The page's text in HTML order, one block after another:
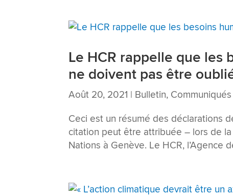
Le HCR rappelle que les
ne doivent pas être
Août 20, 2021 | Bulletin,
Ceci est un résumé des déclarations
citation peut être attribuée – lors de
Nations à Genève. Le HCR, l’Agence